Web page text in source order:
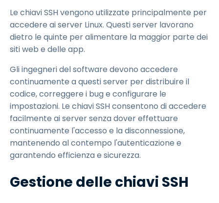
Le chiavi SSH vengono utilizzate principalmente per
accedere ai server Linux. Questi server lavorano
dietro le quinte per alimentare la maggior parte dei
siti web e delle app.
Gli ingegneri del software devono accedere
continuamente a questi server per distribuire il
codice, correggere i bug e configurare le
impostazioni. Le chiavi SSH consentono di accedere
facilmente ai server senza dover effettuare
continuamente l'accesso e la disconnessione,
mantenendo al contempo l'autenticazione e
garantendo efficienza e sicurezza.
Gestione delle chiavi SSH